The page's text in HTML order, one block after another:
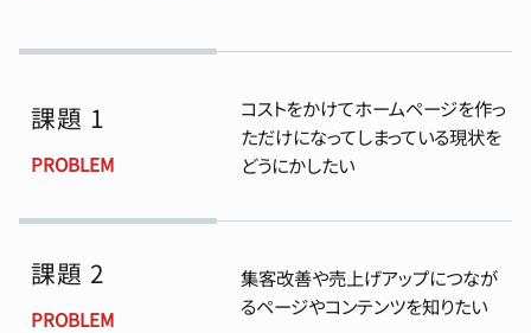
課題 1
PROBLEM
コストをかけてホームページを作っ
ただけになってしまっている現状を
どうにかしたい
課題 2
PROBLEM
集客改善や売上げアップにつなが
るページやコンテンツを知りたい